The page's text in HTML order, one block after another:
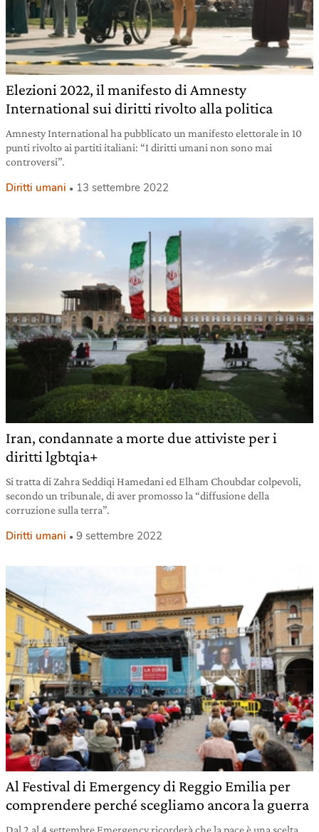
Elezioni 2022, il manifesto di Amnesty
International sui diritti rivolto alla politica
Amnesty International ha pubblicato un manifesto elettorale in 10
punti rivolto ai partiti italiani: “I diritti umani non sono mai
controversi”.
Diritti umani 13 settembre 2022
Iran, condannate a morte due attiviste per i
diritti lgbtqia+
Si tratta di Zahra Seddiqi Hamedani ed Elham Choubdar colpevoli,
secondo un tribunale, di aver promosso la “diffusione della
corruzione sulla terra”.
Diritti umani 9 settembre 2022
Al Festival di Emergency di Reggio Emilia per
comprendere perché scegliamo ancora la guerra